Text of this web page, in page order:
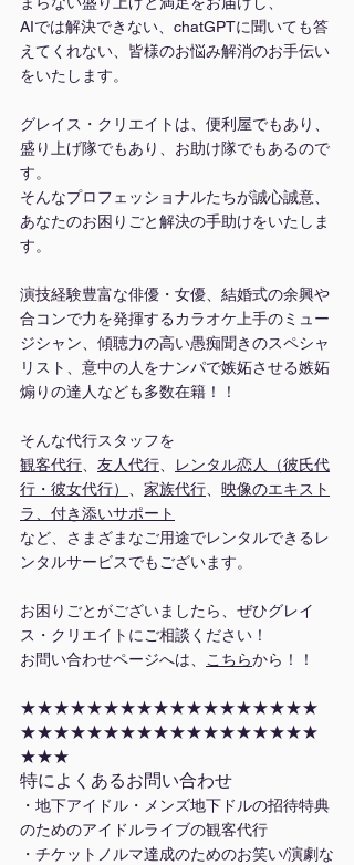
AIでは解決できない、chatGPTに聞いても答
えてくれない、皆様のお悩み解消のお手伝い
をいたします。
グレイス・クリエイトは、便利屋でもあり、
盛り上げ隊でもあり、お助け隊でもあるので
す。
そんなプロフェッショナルたちが誠心誠意、
あなたのお困りごと解決の手助けをいたしま
す。
演技経験豊富な俳優・女優、結婚式の余興や
合コンで力を発揮するカラオケ上手のミュー
ジシャン、傾聴力の高い愚痴聞きのスペシャ
リスト、意中の人をナンパで嫉妬させる嫉妬
煽りの達人なども多数在籍！！
そんな代行スタッフを
観客代行、 友人代行、
レンタル恋人（彼氏代
行・彼女代行） 、 家族代行、 映像のエキスト
ラ、付き添いサポート
など、さまざまなご用途でレンタルできるレ
ンタルサービスでもございます。
お困りごとがございましたら、ぜひグレイ
ス・クリエイトにご相談ください！
お問い合わせページへは、 こちらから！！
★★★★★★★★★★★★★★★★★★
★★★★★★★★★★★★★★★★★★
★★★
特によくあるお問い合わせ
・地下アイドル・メンズ地下ドルの招待特典
のためのアイドルライブの観客代行
・チケットノルマ達成のためのお笑い/演劇な